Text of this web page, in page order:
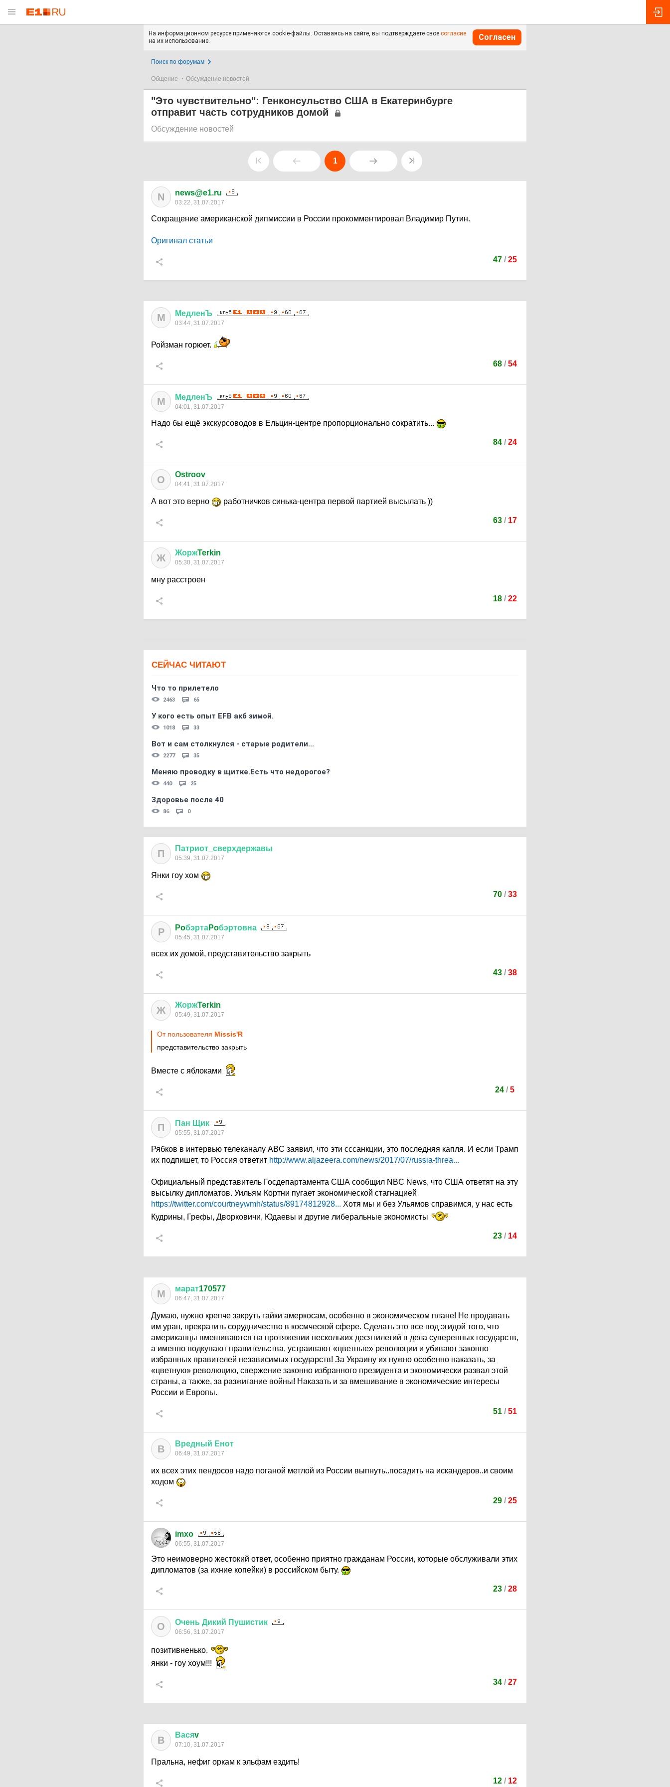
На информационном ресурсе применяются cookie-файлы. Оставаясь на сайте, вы подтверждаете свое согласие
на их использование.
Согласен
Поиск по форумам
Общение Обсуждение новостей
"Это чувствительно": Генконсульство США в Екатеринбурге
отправит часть сотрудников домой
Обсуждение новостей
1
N news@e1.ru
03:22, 31.07.2017
Сокращение американской дипмиссии в России прокомментировал Владимир Путин.
Оригинал статьи
47/ 25
М МедленЪ
03:44, 31.07.2017
Ройзман горюет.
68/ 54
М МедленЪ
04:01, 31.07.2017
Надо бы ещё экскурсоводов в Ельцин-центре пропорционально сократить...
84/ 24
O Ostroov
04:41, 31.07.2017
А вот это верно работничков синька-центра первой партией высылать ))
63/ 17
Ж ЖоржTerkin
05:30, 31.07.2017
мну расстроен
18/ 22
СЕЙЧАС ЧИТАЮТ
Что то прилетело
2463 65
У кого есть опыт EFB акб зимой.
1018 33
Вот и сам столкнулся - старые родители...
2277 35
Меняю проводку в щитке.Есть что недорогое?
440 25
Здоровье после 40
86 0
П Патриот сверхдержавы
05:39, 31.07.2017
Янки гоу хом
70/ 33
P PoбэртаPoбэртовна
05:45, 31.07.2017
всех их домой, представительство закрыть
43/ 38
Ж ЖоржTerkin
05:49, 31.07.2017
От пользователя Missis'R
представительство закрыть
Вместе с яблоками
24 / 5
П Пан Щик
05:55, 31.07.2017
Рябков в интервью телеканалу ABC заявил, что эти сссанкции, это последняя капля. И если Трамп
их подпишет, то Россия ответит http://www.aljazeera.com/news/2017/07/russia-threa...
Официальный представитель Госдепартамента США сообщил NBC News, что США ответят на эту
высылку дипломатов. Уильям Кортни пугает экономической стагнацией
https://twitter.com/courtneywmh/status/89174812928... Хотя мы и без Ульямов справимся, у нас есть
Кудрины, Грефы, Дворковичи, Юдаевы и другие либеральные экономисты
23/ 14
М марат170577
06:47, 31.07.2017
Думаю, нужно крепче закруть гайки амеркосам, особенно в экономическом плане! Не продавать
им уран, прекратить сорудничество в космческой сфере. Сделать это все под эгидой того, что
американцы вмешиваются на протяжении нескольких десятилетий в дела суверенных государств,
а именно подкупают правительства, устраивают «цветные» революции и убивают законно
избранных правителей независимых государств! За Украину их нужно особенно наказать, за
«цветную» революцию, свержение законно избранного президента и экономически развал этой
страны, а также, за разжигание войны! Наказать и за вмешивание в экономические интересы
России и Европы.
51/ 51
В Вредный Енот
06:49, 31.07.2017
их всех этих пендосов надо поганой метлой из России выпнуть..посадить на искандеров..и своим
ходом
29/ 25
imxo
06:55, 31.07.2017
Это неимоверно жестокий ответ, особенно приятно гражданам России, которые обслуживали этих
дипломатов (за ихние копейки) в российском быту.
23/ 28
О Очень Дикий Пушистик
06:56, 31.07.2017
позитивненько.
янки - гоу хоум!!!
34/ 27
В Васяv
07:10, 31.07.2017
Пральна, нефиг оркам к эльфам ездить!
12/ 12